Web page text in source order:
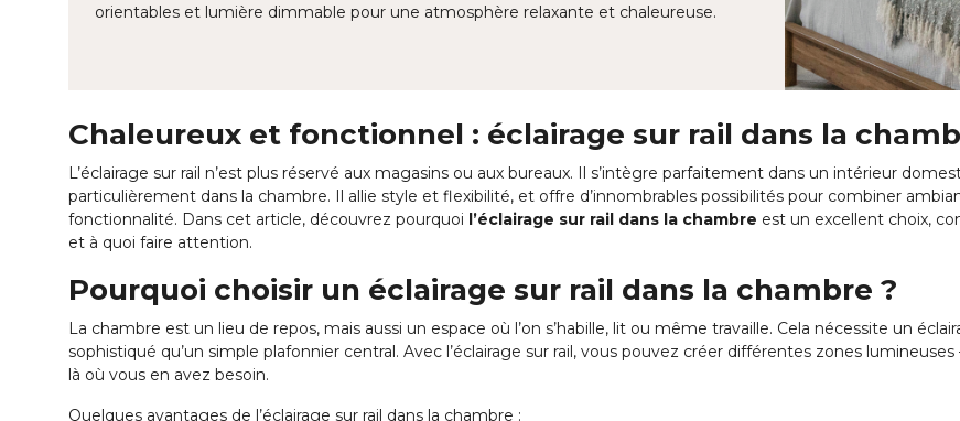
orientables et lumière dimmable pour une atmosphère relaxante et chaleureuse.
Chaleureux et fonctionnel : éclairage sur rail dans la
L’éclairage sur rail n’est plus réservé aux magasins ou aux bureaux. Il s’intègre parfaitement dans un intérieur
particulièrement dans la chambre. Il allie style et flexibilité, et offre d’innombrables possibilités pour combiner
fonctionnalité. Dans cet article, découvrez pourquoi l’éclairage sur rail dans la chambre est un excellent choix,
et à quoi faire attention.
Pourquoi choisir un éclairage sur rail dans la chambre ?
La chambre est un lieu de repos, mais aussi un espace où l’on s’habille, lit ou même travaille. Cela nécessite un
sophistiqué qu’un simple plafonnier central. Avec l’éclairage sur rail, vous pouvez créer différentes zones
là où vous en avez besoin.
Quelques avantages de l’éclairage sur rail dans la chambre :